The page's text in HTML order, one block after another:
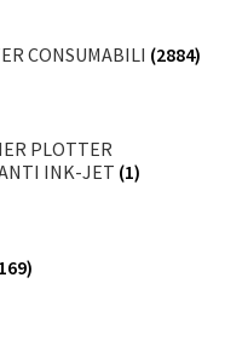
CONSUMABILI (2884)
PLOTTER
INK-JET (1)